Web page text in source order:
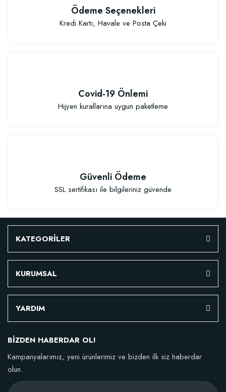
455,88 TL
Verim Artırıcı Süper Organik Sıvı Yarasa Gübresi (1 litre)
Ödeme Seçenekleri
Kredi Kartı, Havale ve Posta Çeki
Covid-19 Önlemi
Hijyen kurallarına uygun paketleme
Güvenli Ödeme
SSL sertifikası ile bilgileriniz güvende
KATEGORİLER
KURUMSAL
YARDIM
BİZDEN HABERDAR OL!
Kampanyalarımız, yeni ürünlerimiz ve bizden ilk siz haberdar
olun.